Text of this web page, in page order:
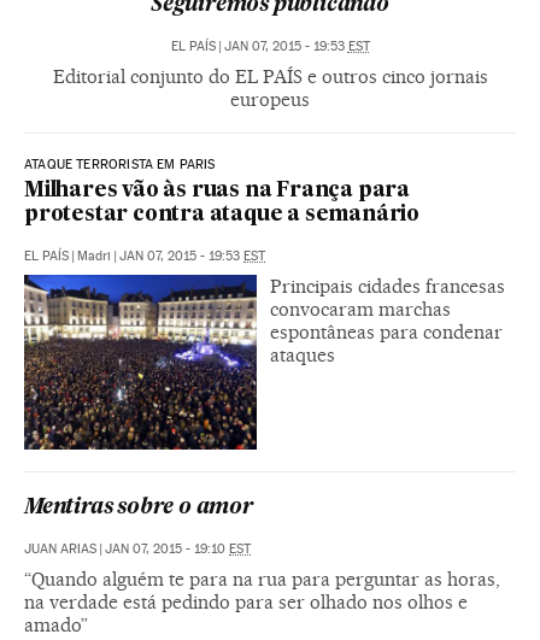
Seguiremos publicando
EL PAÍS JAN 07, 2015 - 19:53 EST
Editorial conjunto do EL PAÍS e outros cinco jornais
europeus
ATAQUE TERRORISTA EM PARIS
Milhares vão às ruas na França para
protestar contra ataque a semanário
EL PAÍS Madri JAN 07, 2015 - 19:53 EST
Principais cidades francesas
convocaram marchas
espontâneas para condenar
ataques
Mentiras sobre o amor
JUAN ARIAS JAN 07, 2015 - 19:10 EST
“Quando alguém te para na rua para perguntar as horas,
na verdade está pedindo para ser olhado nos olhos e
amado”